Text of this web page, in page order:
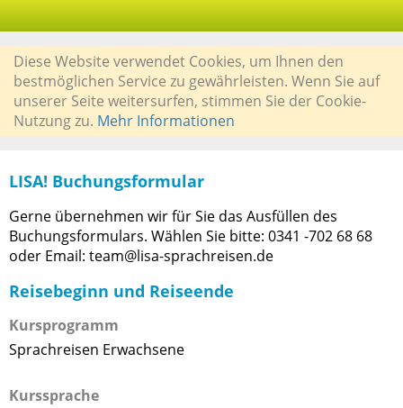
Diese Website verwendet Cookies, um Ihnen den
bestmöglichen Service zu gewährleisten. Wenn Sie auf
unserer Seite weitersurfen, stimmen Sie der Cookie-
Nutzung zu. Mehr Informationen
LISA! Buchungsformular
Gerne übernehmen wir für Sie das Ausfüllen des
Buchungsformulars. Wählen Sie bitte: 0341 -702 68 68
oder Email: team@lisa-sprachreisen.de
Reisebeginn und Reiseende
Kursprogramm
Sprachreisen Erwachsene
Kurssprache